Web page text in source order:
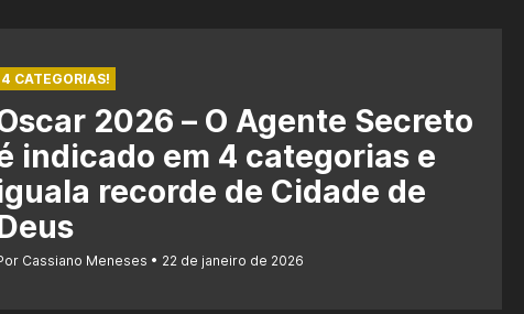
4 CATEGORIAS!
2026 – O Agente Secreto
indicado em 4 categorias e
recorde de Cidade de
Cassiano Meneses 22 de janeiro de 2026